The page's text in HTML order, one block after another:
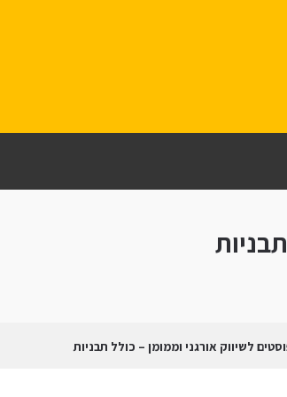
לשיווק אורגני וממומן – כולל תבניות